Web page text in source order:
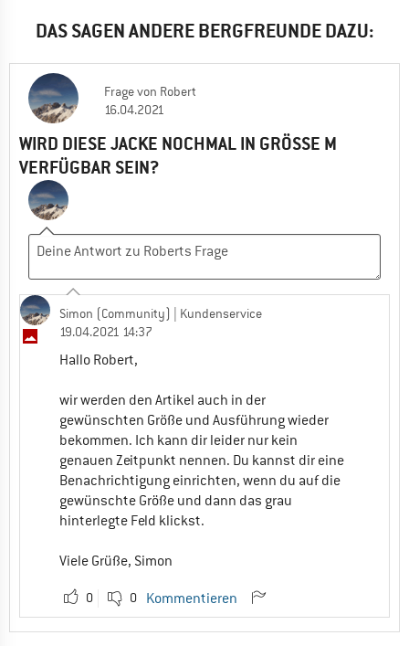
DAS SAGEN ANDERE BERGFREUNDE DAZU:
Fragevon Robert
16.04.2021
WIRD DIESE JACKE NOCHMAL IN GRÖSSE M V
ERFÜGBAR SEIN?
Simon (Community)
| Kundenservice
19.04.2021 14:37
Hallo Robert,
wir werden den Artikel auch in der
gewünschten Größe und Ausführung wieder
bekommen. Ich kann dir leider nur kein
genauen Zeitpunkt nennen. Du kannst dir eine
Benachrichtigung einrichten, wenn du auf die
gewünschte Größe und dann das grau
hinterlegte Feld klickst.
Viele Grüße, Simon
0 0 Kommentieren